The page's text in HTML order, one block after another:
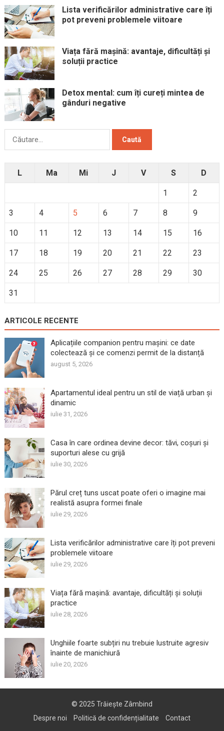
Lista verificărilor administrative care îți
pot preveni problemele viitoare
Viața fără mașină: avantaje, dificultăți și
soluții practice
Detox mental: cum îți cureți mintea de
gânduri negative
Caută
L Ma Mi J V S D
1 2
3 4 5 6 7 8 9
10 11 12 13 14 15 16
17 18 19 20 21 22 23
24 25 26 27 28 29 30
31
ARTICOLE RECENTE
Aplicațiile companion pentru mașini: ce date
colectează și ce comenzi permit de la distanță
august 5, 2026
Apartamentul ideal pentru un stil de viață urban și
dinamic
iulie 31, 2026
Casa în care ordinea devine decor: tăvi, coșuri și
suporturi alese cu grijă
iulie 30, 2026
Părul creț tuns uscat poate oferi o imagine mai
realistă asupra formei finale
iulie 29, 2026
Lista verificărilor administrative care îți pot preveni
problemele viitoare
iulie 29, 2026
Viața fără mașină: avantaje, dificultăți și soluții
practice
iulie 28, 2026
Unghiile foarte subțiri nu trebuie lustruite agresiv
înainte de manichiură
iulie 20, 2026
© 2025 Trăiește Zâmbind
Despre noi
Politică de confidențialitate Contact